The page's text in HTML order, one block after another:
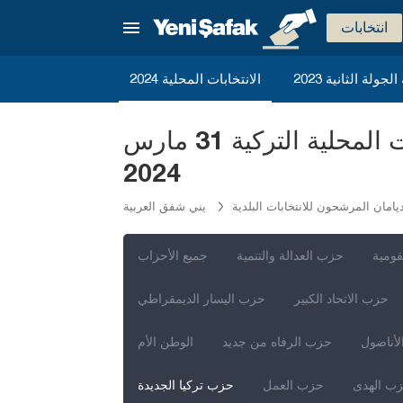
انتخابات
الانتخابات المحلية 2024 الجولة الثانية
حزب تركيا الجديدة أديامان المرشحون لرئاسة البلدية للانتخابات المحلية التركية 31 مارس
2024
يني شفق العربية المرشحون للانتخابات البلدية
جميع الأحزاب حزب العدالة والتنمية
حزب اليسار الديمقراطي حزب الاتحاد الكبير
الوطن الأم حزب الرفاه من جديد
حزب تركيا الجديدة حزب العمل الهدى